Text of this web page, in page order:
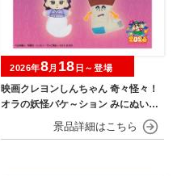
映画クレヨンしんちゃん 奇々怪々！
オラの妖怪バケ～ション みにぬいぐ
2026年8月 18 日～登場